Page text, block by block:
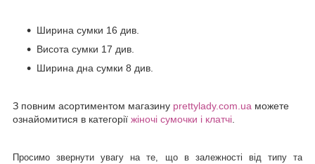
Ширина сумки 16 див.
Висота сумки 17 див.
Ширина дна сумки 8 див.
З повним асортиментом магазину prettylady.com.ua можете
ознайомитися в категорії жіночі сумочки і клатчі
Просимо звернути увагу на те, що в залежності від типу та